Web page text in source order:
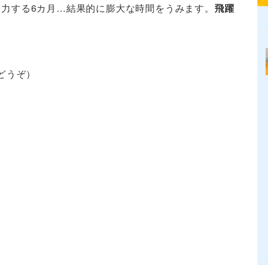
する6カ月…結果的に膨大な時間をうみます。 飛躍
ぞ）